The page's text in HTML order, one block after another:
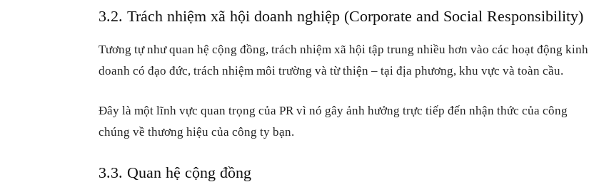
3.2. Trách nhiệm xã hội doanh nghiệp (Corporate and Social Responsibility)
Tương tự như quan hệ cộng đồng, trách nhiệm xã hội tập trung nhiều hơn vào các hoạt động kinh
doanh có đạo đức, trách nhiệm môi trường và từ thiện – tại địa phương, khu vực và toàn cầu.
Đây là một lĩnh vực quan trọng của PR vì nó gây ảnh hưởng trực tiếp đến nhận thức của công
chúng về thương hiệu của công ty bạn.
3.3. Quan hệ cộng đồng